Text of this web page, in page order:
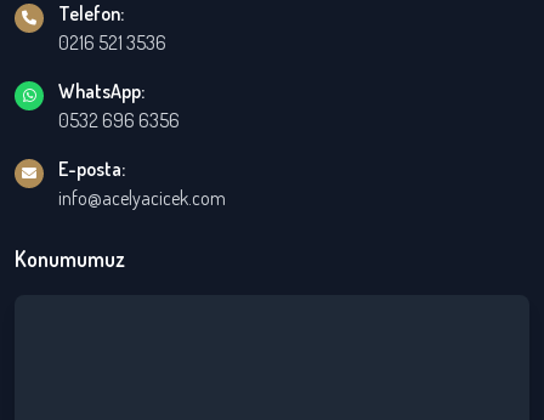
Telefon:
0216 521 3536
WhatsApp:
0532 696 6356
E-posta:
info@acelyacicek.com
Konumumuz